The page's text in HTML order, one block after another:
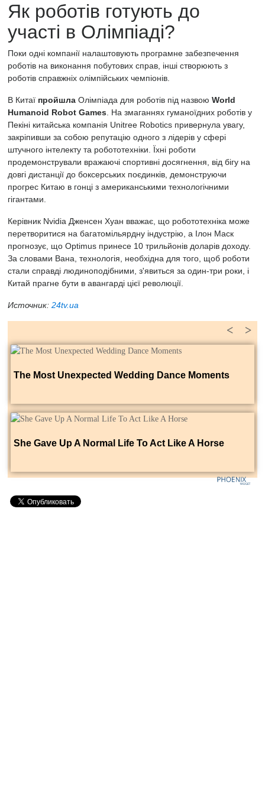
Як роботів готують до
участі в Олімпіаді?
Поки одні компанії налаштовують програмне забезпечення
роботів на виконання побутових справ, інші створюють з
роботів справжніх олімпійських чемпіонів.
В Китаї пройшла Олімпіада для роботів під назвою World
Humanoid Robot Games. На змаганнях гуманоїдних роботів у
Пекіні китайська компанія Unitree Robotics привернула увагу,
закріпивши за собою репутацію одного з лідерів у сфері
штучного інтелекту та робототехніки. Їхні роботи
продемонстрували вражаючі спортивні досягнення, від бігу на
довгі дистанції до боксерських поєдинків, демонструючи
прогрес Китаю в гонці з американськими технологічними
гігантами.
Керівник Nvidia Дженсен Хуан вважає, що робототехніка може
перетворитися на багатомільярдну індустрію, а Ілон Маск
прогнозує, що Optimus принесе 10 трильйонів доларів доходу.
За словами Вана, технологія, необхідна для того, щоб роботи
стали справді людиноподібними, з'явиться за один-три роки, і
Китай прагне бути в авангарді цієї революції.
Источник: 24tv.ua
>
<
The Most Unexpected Wedding Dance Moments
She Gave Up A Normal Life To Act Like A Horse